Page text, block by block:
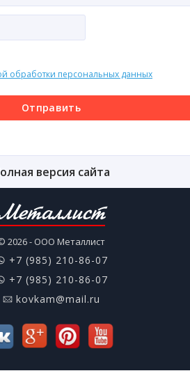
обработки персональных данных
Отправить
версия сайта
2026 - ООО Металлист
+7 (985) 210-86-07
+7 (985) 210-86-07
kovkam@mail.ru